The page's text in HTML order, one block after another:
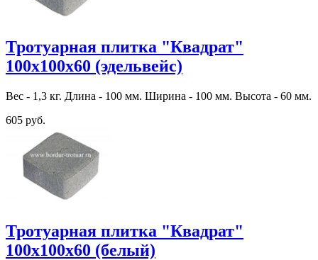
Тротуарная плитка "Квадрат"
100х100х60 (эдельвейс)
Вес - 1,3 кг. Длина - 100 мм. Ширина - 100 мм. Высота - 60 мм.
605 руб.
Тротуарная плитка "Квадрат"
100х100х60 (белый)